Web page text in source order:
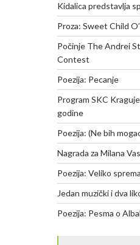
Kidalica predstavlja
Proza: Sweet Child
Počinje The Andrei
Contest
Poezija: Pecanje
Program SKC
godine
Poezija: (Ne bih
Nagrada za Milana
Poezija: Veliko
Jedan muzički i dva
Poezija: Pesma o